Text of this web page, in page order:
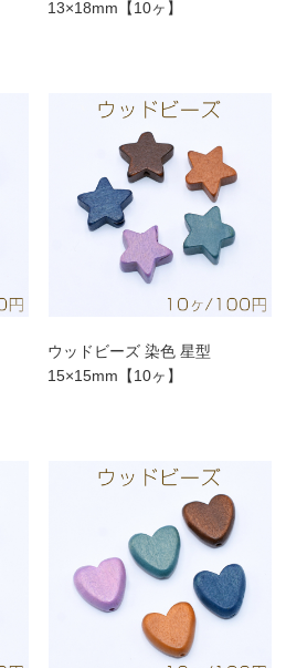
13×18mm【10ヶ】
ウッドビーズ 染色 星型
15×15mm【10ヶ】